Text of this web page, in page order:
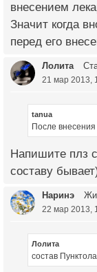
внесением
Значит когда
перед его
Лолита
21 мар 2013,
tanua
После
Напишите плз
составу
Наринэ
22 мар 2013,
Лолита
состав